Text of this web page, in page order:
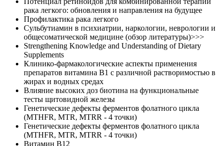
рака легкого: обновления и направления на будущее
Профилактика рака легкого
Сульбутиамин в психиатрии, наркологии, неврологии и
общесоматической медицине (обзор литературы)>>>
Strengthening Knowledge and Understanding of Dietary
Supplements
Клинико-фармакологические аспекты применения
препаратов витамина В1 с различной растворимостью в
жирах и водных средах
Влияние высоких доз биотина на функциональные
тесты щитовидной железы
Генетические дефекты ферментов фолатного цикла
(MTHFR, MTR, MTRR - 4 точки)
Генетические дефекты ферментов фолатного цикла
(MTHFR, MTR, MTRR - 4 точки)
Витамин В12